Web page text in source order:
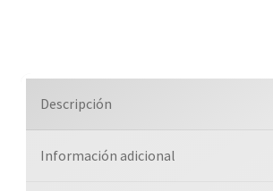
2.0
1usb
3.0/usb
Descripción
Información adicional